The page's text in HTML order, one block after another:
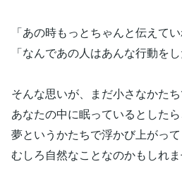
「あの時もっとちゃんと伝えて
「なんであの人はあんな行動を
そんな思いが、まだ小さなかた
あなたの中に眠っているとしたら
夢というかたちで浮かび上がって
むしろ自然なことなのかもしれま